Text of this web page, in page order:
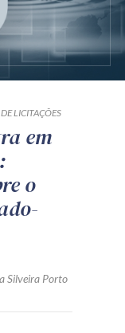
LICITAÇÕES
em
o
Silveira Porto